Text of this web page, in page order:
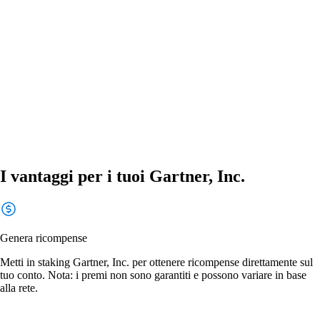
I vantaggi per i tuoi Gartner, Inc.
Genera ricompense
Metti in staking Gartner, Inc. per ottenere ricompense direttamente sul
tuo conto. Nota: i premi non sono garantiti e possono variare in base
alla rete.